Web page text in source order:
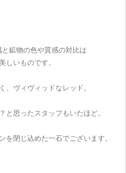
鉱物の色や質感の対比は
しいものです。
、ヴィヴィッドなレッド。
と思ったスタッフもいたほど。
を閉じ込めた一石でございます。